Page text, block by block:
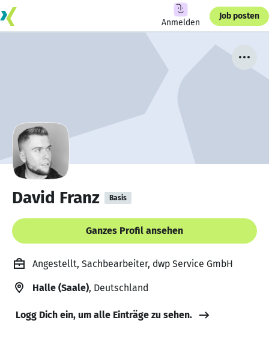
Anmelden
Job posten
David Franz Basis
Ganzes Profil ansehen
Angestellt, Sachbearbeiter, dwp Service GmbH
Halle (Saale), Deutschland
Logg Dich ein, um alle Einträge zu sehen.